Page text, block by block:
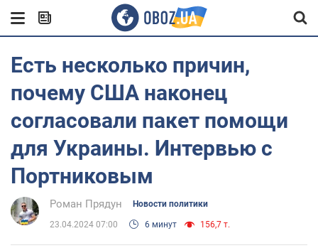
Есть несколько причин,
почему США наконец
согласовали пакет помощи
для Украины. Интервью с
Портниковым
Роман Прядун Новости политики
23.04.2024 07:00 6 минут 156,7 т.